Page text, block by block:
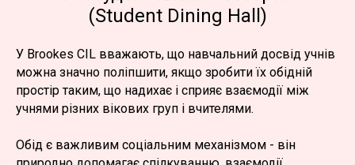
(Student Dining Hall)
У Brookes CIL вважають, що навчальний досвід учнів
можна значно поліпшити, якщо зробити їх обідній
простір таким, що надихає і сприяє взаємодії між
учнями різних вікових груп і вчителями.
Обід є важливим соціальним механізмом - він